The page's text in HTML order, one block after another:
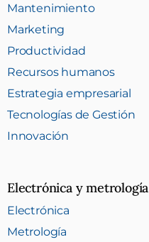
Mantenimiento
Marketing
Productividad
Recursos humanos
Estrategia empresarial
Tecnologías de Gestión
Innovación
Electrónica y metrología
Electrónica
Metrología